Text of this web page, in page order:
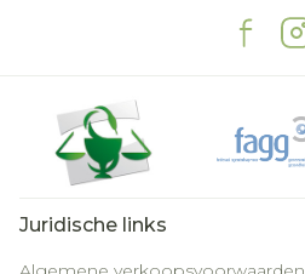
Juridische links